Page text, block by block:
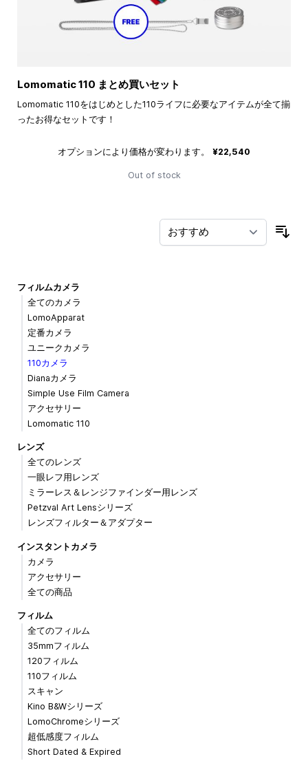
Lomomatic 110 まとめ買いセット
Lomomatic 110をはじめとした110ライフに必要なアイテムが全て揃
ったお得なセットです！
オプションにより価格が変わります。 ¥22,540
Out of stock
フィルムカメラ
全てのカメラ
LomoApparat
定番カメラ
ユニークカメラ
110カメラ
Dianaカメラ
Simple Use Film Camera
アクセサリー
Lomomatic 110
レンズ
全てのレンズ
一眼レフ用レンズ
ミラーレス＆レンジファインダー用レンズ
Petzval Art Lensシリーズ
レンズフィルター＆アダプター
インスタントカメラ
カメラ
アクセサリー
全ての商品
フィルム
全てのフィルム
35mmフィルム
120フィルム
110フィルム
スキャン
Kino B&Wシリーズ
LomoChromeシリーズ
超低感度フィルム
Short Dated & Expired